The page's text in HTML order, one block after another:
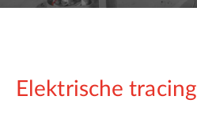
Elektrische tracing